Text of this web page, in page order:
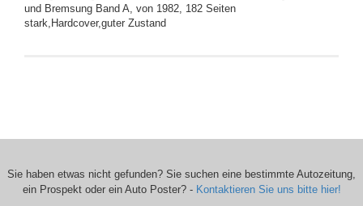
und Bremsung Band A, von 1982, 182 Seiten
stark,Hardcover,guter Zustand
Sie haben etwas nicht gefunden? Sie suchen eine bestimmte Autozeitung,
ein Prospekt oder ein Auto Poster? - Kontaktieren Sie uns bitte hier!